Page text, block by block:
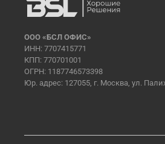
ООО «БСЛ ОФИС»
ИНН: 7707415771
КПП: 770701001
ОГРН: 1187746573398
Юр. адрес: 127055, г. Москва, ул.